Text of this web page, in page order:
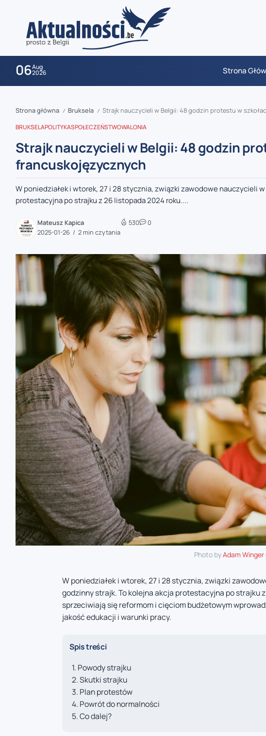
06Aug
2026 Strona
zaobserwuj nas
zaobserwuj nas
zaobserwuj nas
zaobserwuj nas
zaobserwuj nas
Strona główna / Bruksela / Strajk nauczycieli w Belgii: 48 godzin protestu w
BRUKSELAPOLITYKASPOŁECZEŃSTWOWALONIA
Strajk nauczycieli w Belgii: 48 godzin
francuskojęzycznych
W poniedziałek i wtorek, 27 i 28 stycznia, związki zawodowe nauczycieli
protestacyjna po strajku z 26 listopada 2024 roku....
Mateusz Kapica
2025-01-26
2 min czytania
530 0
Photo byAdam Winger
W poniedziałek i wtorek, 27 i 28 stycznia, związki
godzinny strajk. To kolejna akcja protestacyjna po strajku
sprzeciwiają się reformom i cięciom budżetowym
jakość edukacji i warunki pracy.
Spis treści
Powody strajku
Skutki strajku
Plan protestów
Powrót do normalności
Co dalej?